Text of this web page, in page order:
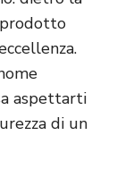
aspettarti
di un